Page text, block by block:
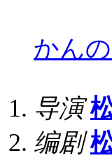
かん
导演
编剧